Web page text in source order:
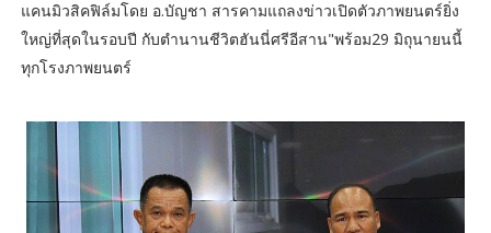
แคนมิวสิคฟิล์มโดย อ.บัญชา สารคามแถลงข่าวเปิดตัวภาพยนตร์ยิ่ง
ใหญ่ที่สุดในรอบปี กับตำนานชีวิตฮันนี่ศรีอีสาน"พร้อม29 มิถุนายนนี้
ทุกโรงภาพยนตร์